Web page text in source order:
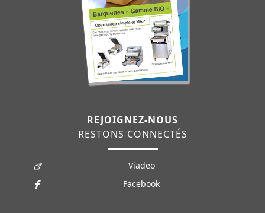
REJOIGNEZ-NOUS
RESTONS CONNECTÉS
Viadeo
Facebook